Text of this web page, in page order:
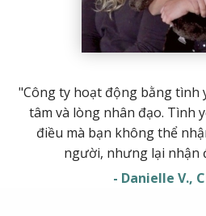
"Công ty hoạt động bằng tình
tâm và lòng nhân đạo. Tình
điều mà bạn không thể
người, nhưng lại nhận
- Danielle V.,